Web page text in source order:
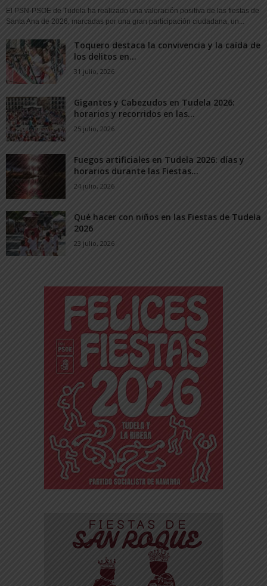
El PSN-PSOE de Tudela ha realizado una valoración positiva de las fiestas de
Santa Ana de 2026, marcadas por una gran participación ciudadana, un...
Toquero destaca la convivencia y la caída de
los delitos en...
31 julio, 2026
Gigantes y Cabezudos en Tudela 2026:
horarios y recorridos en las...
25 julio, 2026
Fuegos artificiales en Tudela 2026: días y
horarios durante las Fiestas...
24 julio, 2026
Qué hacer con niños en las Fiestas de Tudela
2026
23 julio, 2026